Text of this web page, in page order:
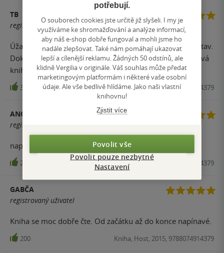
TB
registrovaný uživatel
Úžasně napsaná kniha. Ze stránek jsem cítila pocity postav.
Dokonce jsem ty pocity zažívala! Umně napsaná napínavá
kniha :)
302 Kniha, Host, 2015, 9788074914379
ANONYM
registrovaný uživatel
napínavé od začátku do konce
231 Kniha, Host, 2015, 9788074914379
GABČA
registrovaný uživatel
Kniha se moc dobře čte. Od začátku až do konce napínavé.
200 Kniha, Host, 2015, 9788074914379
potřebují.
O souborech cookies jste určitě již slyšeli. I my je
využíváme ke shromažďování a analýze informací,
aby náš e-shop dobře fungoval a mohli jsme ho
nadále zlepšovat. Také nám pomáhají ukazovat
lepší a cílenější reklamu. Žádných 50 odstínů, ale
klidně Vergilia v originále. Váš souhlas může předat
marketingovým platformám i některé vaše osobní
údaje. Ale vše bedlivě hlídáme. Jako naši vlastní
knihovnu!
Zjistit více
Povolit vše
Povolit pouze nezbytné
Nastavení